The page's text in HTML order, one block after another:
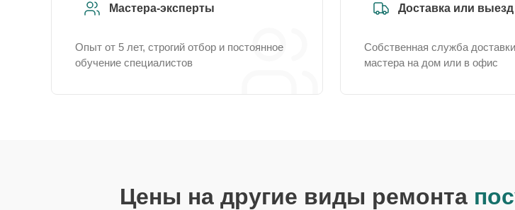
Мастера-эксперты
Опыт от 5 лет, строгий отбор и постоянное
обучение специалистов
Доставка или выезд
Собственная служба
мастера на дом или в офис
Цены на другие виды ремонта